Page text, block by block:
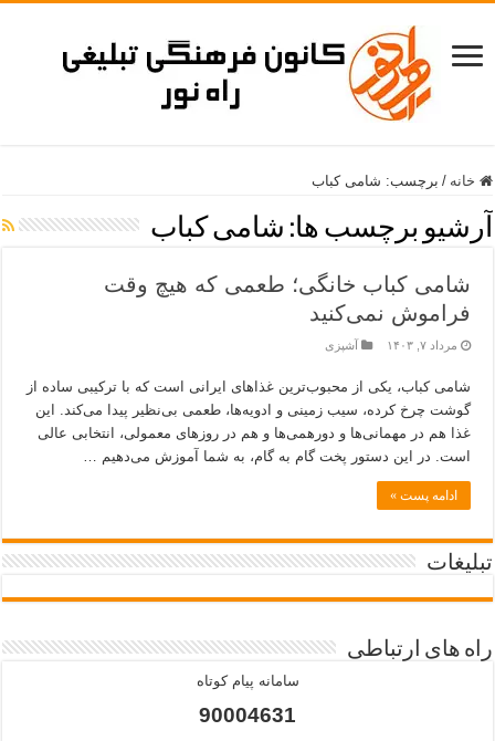
خانه / برچسب: شامی کباب
آرشیو برچسب ها: شامی کباب
شامی کباب خانگی؛ طعمی که هیچ وقت
فراموش نمی‌کنید
مرداد ۷, ۱۴۰۳ آشپزی
شامی کباب، یکی از محبوب‌ترین غذاهای ایرانی است که با ترکیبی ساده از
گوشت چرخ کرده، سیب زمینی و ادویه‌ها، طعمی بی‌نظیر پیدا می‌کند. این
غذا هم در مهمانی‌ها و دورهمی‌ها و هم در روزهای معمولی، انتخابی عالی
است. در این دستور پخت گام به گام، به شما آموزش می‌دهیم …
ادامه پست »
تبلیغات
راه های ارتباطی
سامانه پیام کوتاه
90004631